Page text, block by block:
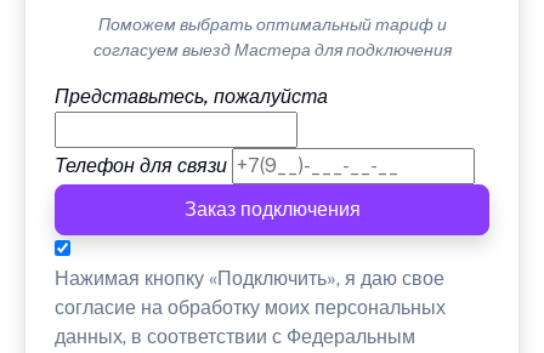
Поможем выбрать оптимальный тариф и
согласуем выезд Мастера для подключения
Представьтесь, пожалуйста
Телефон для связи
Заказ подключения
Нажимая кнопку «Подключить», я даю свое
согласие на обработку моих персональных
данных, в соответствии с Федеральным